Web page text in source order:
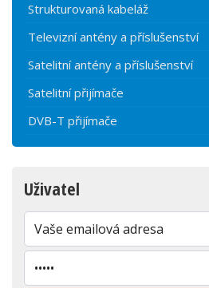
Strukturovaná kabeláž
Televizní antény a příslušenství
Satelitní antény a příslušenství
Satelitní přijímače
DVB-T přijímače
Uživatel